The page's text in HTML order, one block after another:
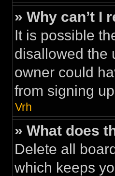
» Why can’t I
It is possible
disallowed the
owner could
from signing
Vrh
» What does
Delete all
which keeps